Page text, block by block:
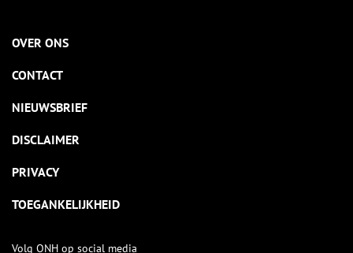
OVER ONS
CONTACT
NIEUWSBRIEF
DISCLAIMER
PRIVACY
TOEGANKELIJKHEID
Volg ONH op social media